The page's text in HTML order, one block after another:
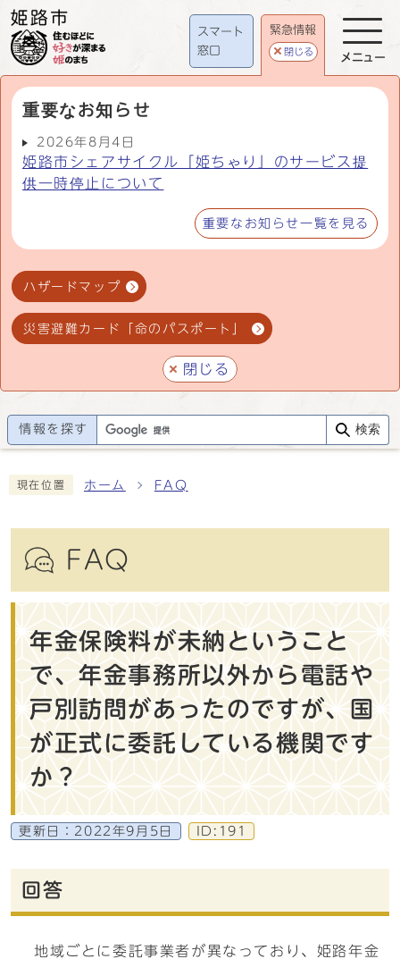
スマート
窓口
緊急情報
閉じる
重要なお知らせ
2026年8月4日
姫路市シェアサイクル「姫ちゃり」のサービス提
供一時停止について
重要なお知らせ一覧を見る
ハザードマップ
災害避難カード「命のパスポート」
閉じる
メニュー
情報を探す 検索
現在位置 ホーム FAQ
FAQ
年金保険料が未納ということ
で、年金事務所以外から電話や
戸別訪問があったのですが、国
が正式に委託している機関です
か？
更新日： 2022年9月5日 ID:191
回答
地域ごとに委託事業者が異なっており、姫路年金